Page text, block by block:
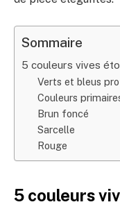
Sommaire
5 couleurs vives
Verts et bleus
Couleurs
Brun foncé
Sarcelle
Rouge
5 couleurs